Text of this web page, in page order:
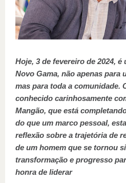
Hoje, 3 de fevereiro de 2024,
Novo Gama, não apenas para
mas para toda a comunidade.
conhecido carinhosamente
Mangão, que está
do que um marco pessoal,
reflexão sobre a trajetória de
de um homem que se tornou
transformação e progresso
honra de liderar